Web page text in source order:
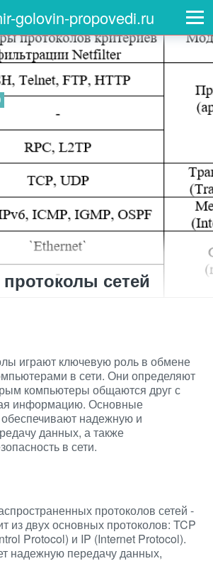
golovin-propovedi.ru
сетей
играют ключевую роль в обмене
в сети. Они определяют
компьютеры общаются друг с
информацию. Основные
надежную и
данных, а также
в сети.
протоколов сетей -
из двух основных протоколов: TCP
Protocol) и IP (Internet Protocol).
надежную передачу данных,